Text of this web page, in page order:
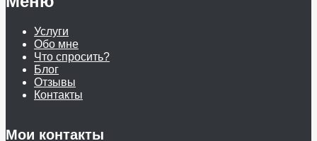
Услуги
Обо мне
Что спросить?
Блог
Отзывы
Контакты
Мои контакты